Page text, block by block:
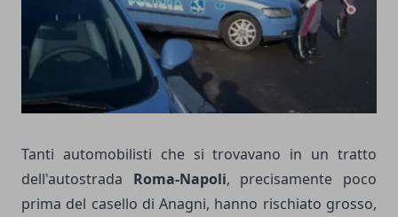
Tanti automobilisti che si trovavano in un tratto
dell'autostrada Roma-Napoli, precisamente poco
prima del casello di Anagni, hanno rischiato grosso,